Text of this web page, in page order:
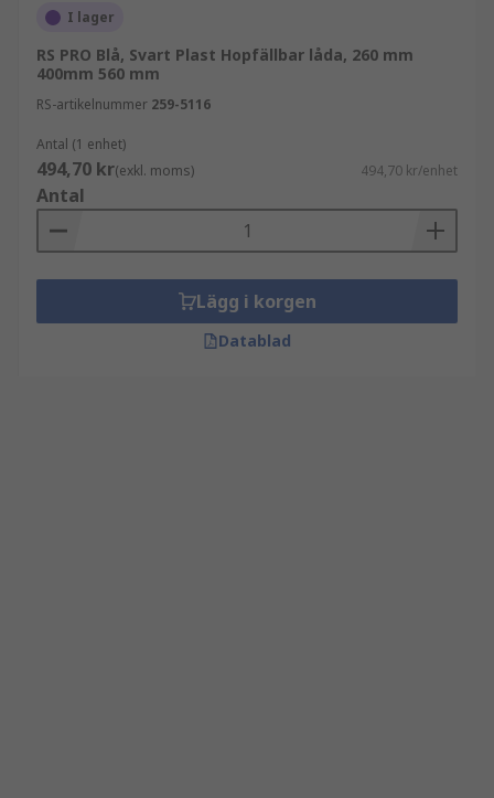
I lager
RS PRO Blå, Svart Plast Hopfällbar låda, 260 mm
400mm 560 mm
RS-artikelnummer 259-5116
Antal (1 enhet)
494,70 kr(exkl. moms) 494,70 kr/enhet
Antal
Lägg i korgen
Datablad